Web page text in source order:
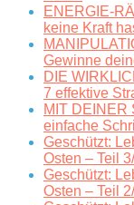
ENERGIE-
keine Kraft
Gewinne
DIE
7 effektive
MIT
einfache
Geschützt:
Osten – Teil
Geschützt:
Osten – Teil